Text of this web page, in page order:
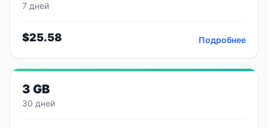
7 дней
$25.58 Подробнее
3 GB
30 дней